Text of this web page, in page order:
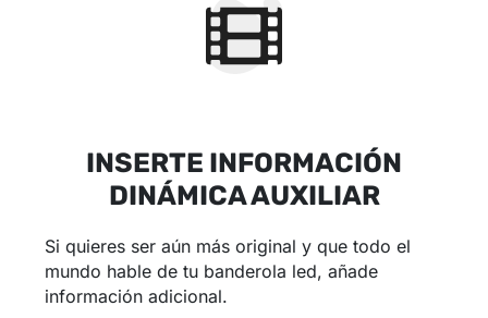
INSERTE INFORMACIÓN
DINÁMICA AUXILIAR
Si quieres ser aún más original y que todo el
mundo hable de tu banderola led, añade
información adicional.